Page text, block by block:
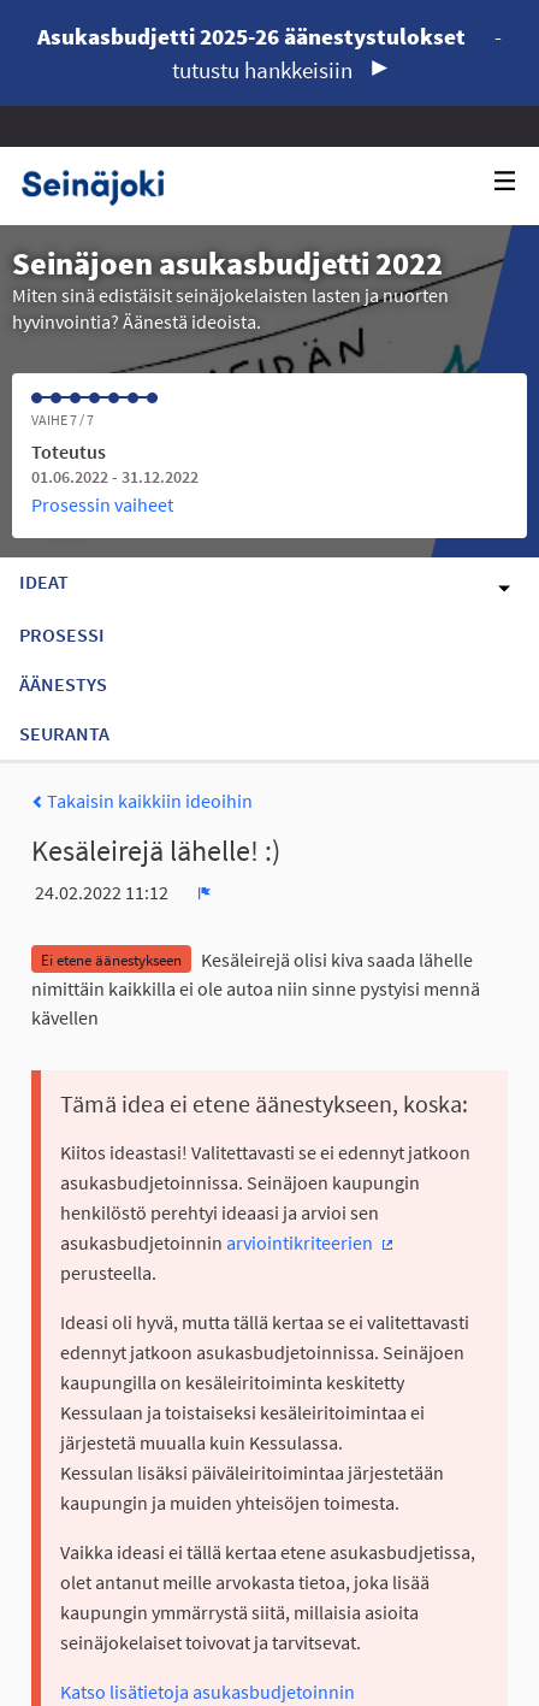
Asukasbudjetti 2025-26 äänestystulokset
-
tutustu hankkeisiin
Seinäjoen asukasbudjetti 2022
Miten sinä edistäisit seinäjokelaisten lasten ja nuorten
hyvinvointia? Äänestä ideoista.
VAIHE 7 / 7
Toteutus
01.06.2022 - 31.12.2022
Prosessin vaiheet
IDEAT
PROSESSI
ÄÄNESTYS
SEURANTA
Takaisin kaikkiin ideoihin
Kesäleirejä lähelle! :)
24.02.2022 11:12
Ei etene äänestykseen
Kesäleirejä olisi kiva saada lähelle
nimittäin kaikkilla ei ole autoa niin sinne pystyisi mennä
kävellen
Tämä idea ei etene äänestykseen, koska:
Kiitos ideastasi! Valitettavasti se ei edennyt jatkoon
asukasbudjetoinnissa. Seinäjoen kaupungin
henkilöstö perehtyi ideaasi ja arvioi sen
asukasbudjetoinnin arviointikriteerien
perusteella.
Ideasi oli hyvä, mutta tällä kertaa se ei valitettavasti
edennyt jatkoon asukasbudjetoinnissa. Seinäjoen
kaupungilla on kesäleiritoiminta keskitetty
Kessulaan ja toistaiseksi kesäleiritoimintaa ei
järjestetä muualla kuin Kessulassa.
Kessulan lisäksi päiväleiritoimintaa järjestetään
kaupungin ja muiden yhteisöjen toimesta.
Vaikka ideasi ei tällä kertaa etene asukasbudjetissa,
olet antanut meille arvokasta tietoa, joka lisää
kaupungin ymmärrystä siitä, millaisia asioita
seinäjokelaiset toivovat ja tarvitsevat.
Katso lisätietoja asukasbudjetoinnin